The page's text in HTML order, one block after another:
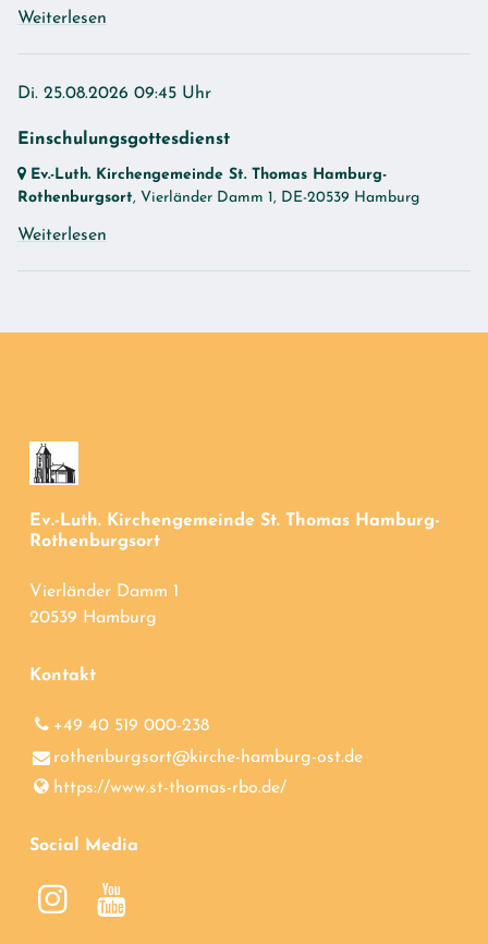
Weiterlesen
Di. 25.08.2026 09:45 Uhr
Einschulungsgottesdienst
Ev.-Luth. Kirchengemeinde St. Thomas Hamburg-
Rothenburgsort, Vierländer Damm 1, DE-20539 Hamburg
Weiterlesen
Ev.-Luth. Kirchengemeinde St. Thomas Hamburg-
Rothenburgsort
Vierländer Damm 1
20539 Hamburg
Kontakt
+49 40 519 000-238
rothenburgsort@​kirche-hamburg-ost.​de
https://www.​st-thomas-rbo.​de/
Social Media